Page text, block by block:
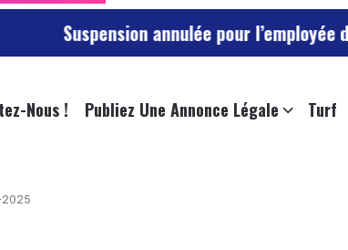
annulée pour l’employée de
Nous ! Publiez Une Annonce Légale Turf
2025